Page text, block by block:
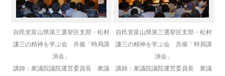
自民党富山県第三選挙区支部・松村
謙三の精神を学ぶ会 共催「時局講
演会」
講師：衆議院議院運営委員長 衆議
自民党富山県第三選挙区支部・松村
謙三の精神を学ぶ会 共催「時局講
演会」
講師：衆議院議院運営委員長 衆議